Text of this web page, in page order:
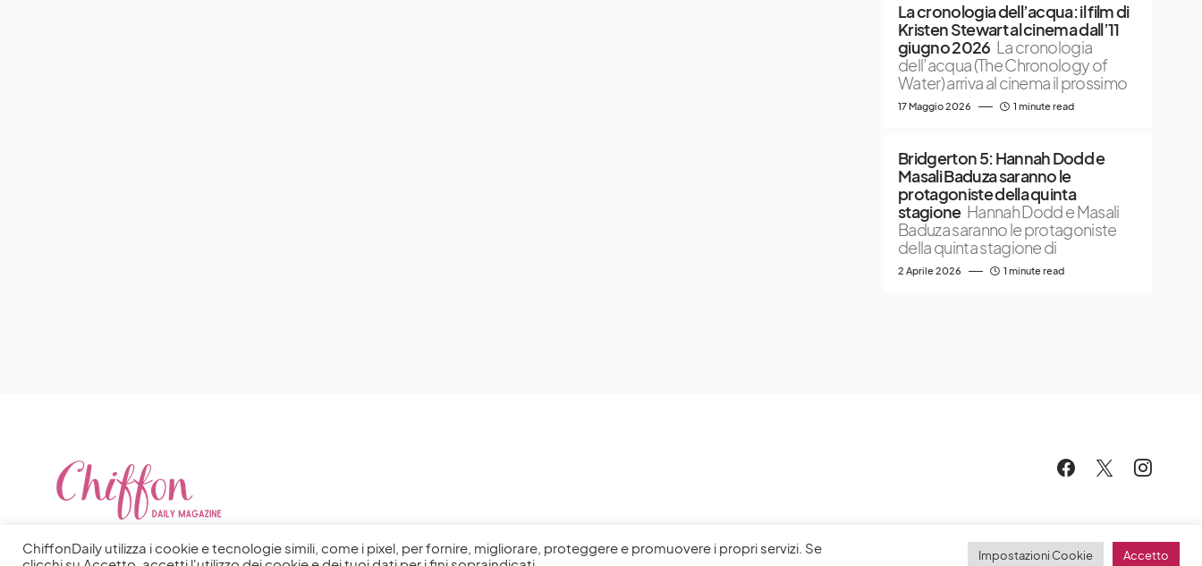
La cronologia dell’acqua: il film di
Kristen Stewart al cinema dall’11
giugno 2026 La cronologia
dell’acqua (The Chronology of
Water) arriva al cinema il prossimo
17 Maggio 2026 1 minute read
Bridgerton 5: Hannah Dodd e
Masali Baduza saranno le
protagoniste della quinta
stagione Hannah Dodd e Masali
Baduza saranno le protagoniste
della quinta stagione di
2 Aprile 2026 1 minute read
ChiffonDaily utilizza i cookie e tecnologie simili, come i pixel, per fornire, migliorare, proteggere e promuovere i propri servizi. Se
Impostazioni Cookie Accetto